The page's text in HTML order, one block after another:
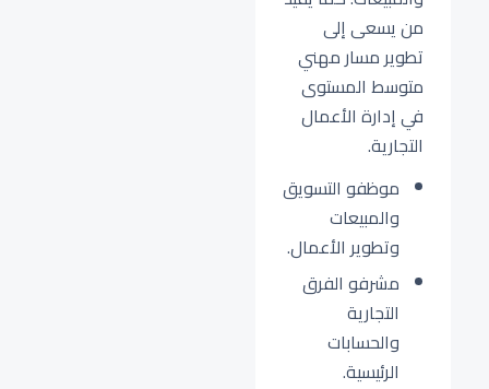
من يسعى إلى
تطوير مسار مهني
متوسط المستوى
في إدارة الأعمال
التجارية.
موظفو التسويق
والمبيعات
وتطوير الأعمال.
مشرفو الفرق
التجارية
والحسابات
الرئيسية.